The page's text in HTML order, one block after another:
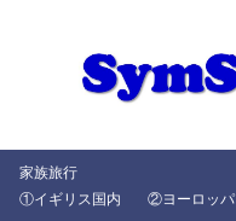
家族旅行
①イギリス国内
②ヨーロッパ